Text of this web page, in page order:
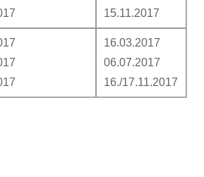
15.11.2017
16.03.2017
06.07.2017
16./17.11.2017